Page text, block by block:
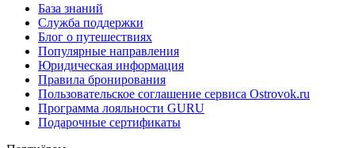
База знаний
Служба поддержки
Блог о путешествиях
Популярные направления
Юридическая информация
Правила бронирования
Пользовательское соглашение сервиса Ostrovok.ru
Программа лояльности GURU
Подарочные сертификаты